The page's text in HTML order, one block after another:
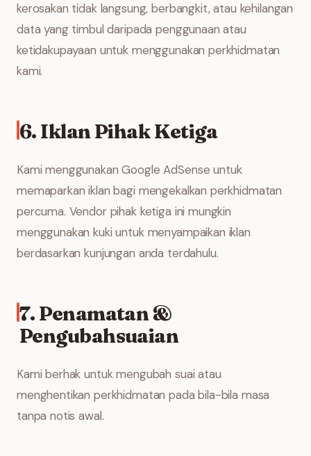
kerosakan tidak langsung, berbangkit, atau kehilangan
data yang timbul daripada penggunaan atau
ketidakupayaan untuk menggunakan perkhidmatan
kami.
6. Iklan Pihak Ketiga
Kami menggunakan Google AdSense untuk
memaparkan iklan bagi mengekalkan perkhidmatan
percuma. Vendor pihak ketiga ini mungkin
menggunakan kuki untuk menyampaikan iklan
berdasarkan kunjungan anda terdahulu.
7. Penamatan &
Pengubahsuaian
Kami berhak untuk mengubah suai atau
menghentikan perkhidmatan pada bila-bila masa
tanpa notis awal.